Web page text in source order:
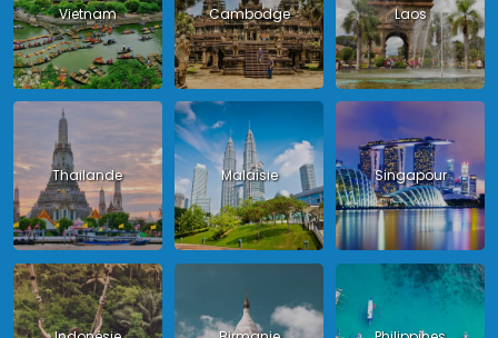
Vietnam Cambodge Laos
Thailande Malaisie Singapour